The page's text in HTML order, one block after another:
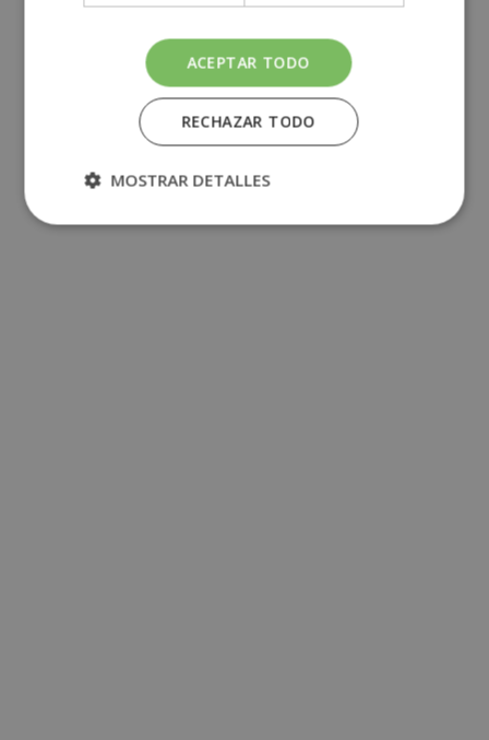
ACEPTAR TODO
RECHAZAR TODO
MOSTRAR DETALLES